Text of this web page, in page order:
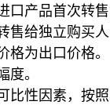
口产品首次转售
售给独立购买人
为出口价格。
。
比性因素，按照